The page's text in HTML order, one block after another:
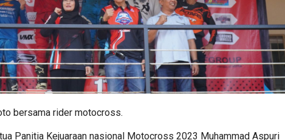
bersama rider motocross.
Panitia Kejuaraan nasional Motocross 2023 Muhammad Aspuri